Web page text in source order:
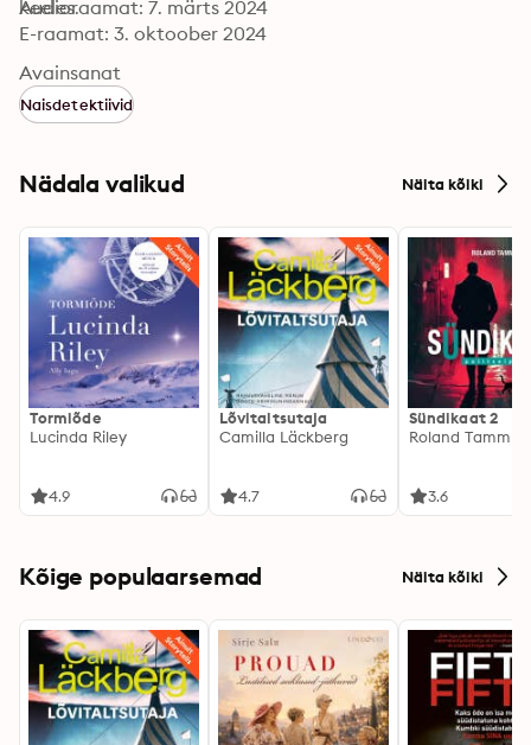
keeles.
Audioraamat: 7. märts 2024
E-raamat: 3. oktoober 2024
Avainsanat
Naisdetektiivid
Nädala valikud Näita kõiki
Tormiõde
Lucinda Riley
4.9
Lõvitaltsutaja
Camilla Läckberg
4.7
Sündikaat 2
Roland Tamm
3.6
Kõige populaarsemad Näita kõiki